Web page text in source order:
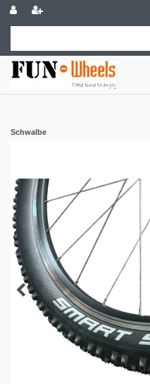
Schwalbe